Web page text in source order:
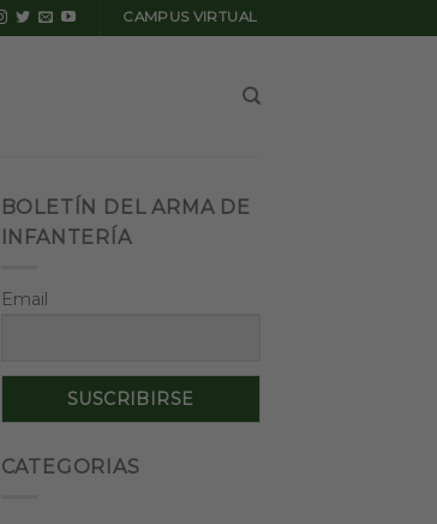
CAMPUS VIRTUAL
BOLETÍN DEL ARMA DE
INFANTERÍA
Email
CATEGORIAS